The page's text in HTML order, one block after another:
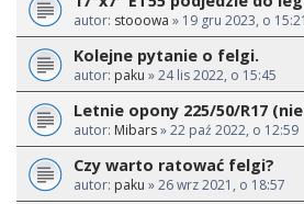
autor: stooowa » 19 gru 2023, o 15:21
Kolejne pytanie o felgi.
autor: paku » 24 lis 2022, o 15:45
Letnie opony 225/50/R17
autor: Mibars» 22 paź 2022, o 12:59
Czy warto ratować felgi?
autor: paku » 26 wrz 2021, o 18:57